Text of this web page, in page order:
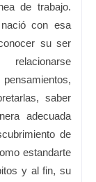
de trabajo.
con esa
su ser
saber
adecuada
de
estandarte
y al fin, su